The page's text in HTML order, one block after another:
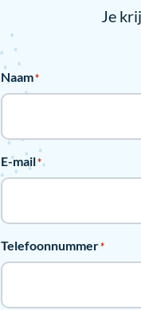
Je
Naam*
E-mail*
Telefoonnummer*